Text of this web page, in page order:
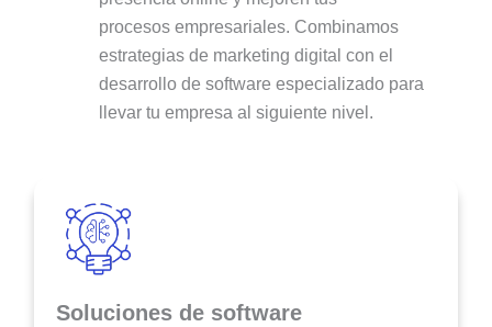
procesos empresariales. Combinamos
estrategias de marketing digital con el
desarrollo de software especializado para
Soluciones de software